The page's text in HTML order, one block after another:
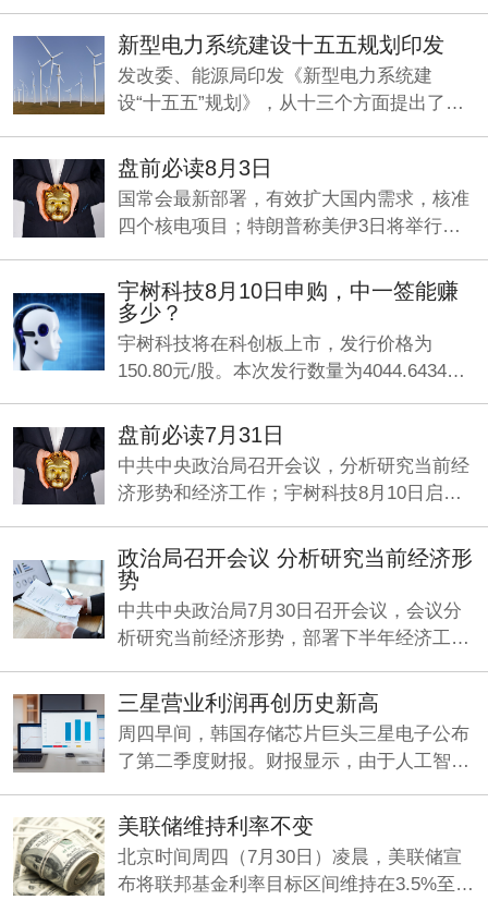
设“十五五”规划》。
新型电力系统建设十五五规划印发
发改委、能源局印发《新型电力系统建
设“十五五”规划》，从十三个方面提出了一
效的新型电力系统。
盘前必读8月3日
国常会最新部署，有效扩大国内需求，核准
四个核电项目；特朗普称美伊3日将举行谈
策工具的作用。
宇树科技8月10日申购，中一签能赚
多少？
宇树科技将在科创板上市，发行价格为
150.80元/股。本次发行数量为4044.6434万
日。
盘前必读7月31日
中共中央政治局召开会议，分析研究当前经
济形势和经济工作；宇树科技8月10日启动
代表格里尔举行视频通话。
政治局召开会议 分析研究当前经济形
势
中共中央政治局7月30日召开会议，会议分
析研究当前经济形势，部署下半年经济工
三星营业利润再创历史新高
周四早间，韩国存储芯片巨头三星电子公布
了第二季度财报。财报显示，由于人工智能
长，公司Q2营收、利润双双大增，其中营业
利润同比暴增1814%，再创历史新高。
美联储维持利率不变
北京时间周四（7月30日）凌晨，美联储宣
布将联邦基金利率目标区间维持在3.5%至